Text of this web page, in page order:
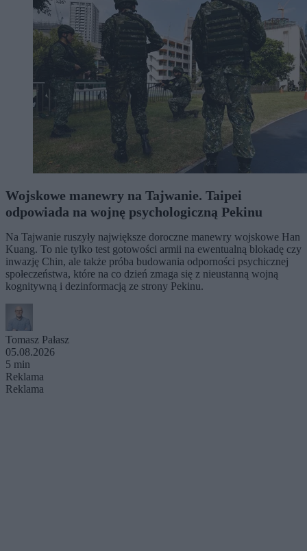
Wojskowe manewry na Tajwanie. Taipei
odpowiada na wojnę psychologiczną Pekinu
Na Tajwanie ruszyły największe doroczne manewry wojskowe Han
Kuang. To nie tylko test gotowości armii na ewentualną blokadę czy
inwazję Chin, ale także próba budowania odporności psychicznej
społeczeństwa, które na co dzień zmaga się z nieustanną wojną
kognitywną i dezinformacją ze strony Pekinu.
Tomasz Pałasz
05.08.2026
5 min
Reklama
Reklama